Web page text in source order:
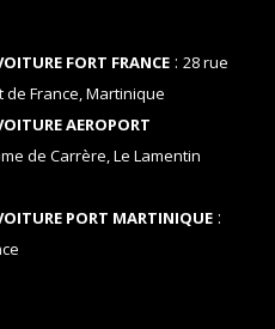
FORT FRANCE: 28 rue
de France, Martinique
AEROPORT
de Carrère, Le Lamentin
PORT MARTINIQUE: